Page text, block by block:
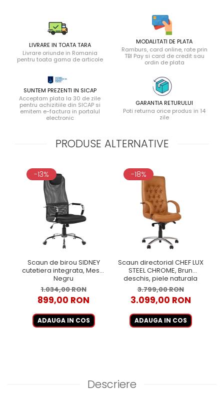
LIVRARE IN TOATA TARA
Livrare oriunde in Romania
pentru toata gama de articole
MODALITATI DE PLATA
Ramburs, card online, rate prin
TBI Pay si card de credit sau
ordin de plata
SUNTEM PREZENTI IN SICAP
Acceptam plata la 30 de zile
pentru achizitiile din SICAP si
emitem e-factura in portalul
electronic
GARANTIA RETURULUI
Poti returna orice produs in 14
zile
PRODUSE ALTERNATIVE
-13%
Scaun de birou SIDNEY
cutetiera integrata, Mesh,
Negru
1.034,00 RON
899,00 RON
ADAUGA IN COS
-18%
Scaun directorial CHEF LUX
STEEL CHROME, Brun
deschis, piele naturala
3.799,00 RON
3.099,00 RON
ADAUGA IN COS
Descriere